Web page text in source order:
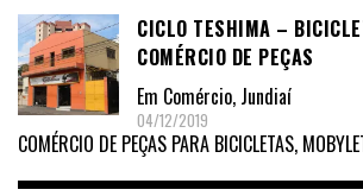
CICLO TESHIMA –
COMÉRCIO DE PEÇAS
Em Comércio, Jundiaí
04/12/2019
COMÉRCIO DE PEÇAS PARA BICICLETAS,